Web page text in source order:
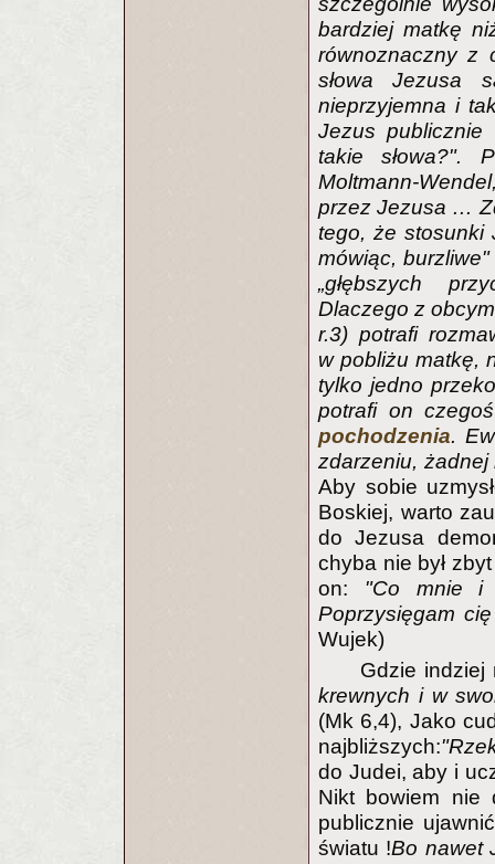
bardziej matkę
równoznaczny z
słowa Jezusa
nieprzyjemna i
Jezus
takie słowa?".
Moltmann-
przez Jezusa …
tego, że stosunki
mówiąc,
„głębszych
Dlaczego z
r.3) potrafi
w pobliżu matkę,
tylko jedno
potrafi on
pochodzenia.
zdarzeniu, żadnej
Aby sobie
Boskiej, warto
do Jezusa
chyba nie był
on: "Co mnie i
Poprzysięgam
Wujek)
Gdzie indziej
krewnych i w
(Mk 6,4), Jako
najbliższych:
do Judei, aby i
Nikt bowiem nie
publicznie
światu !Bo nawet